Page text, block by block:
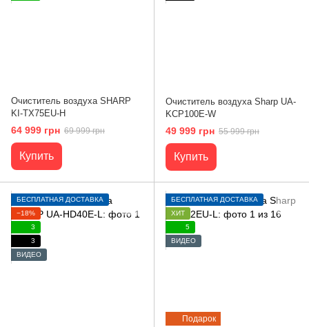
Очиститель воздуха SHARP
KI-TX75EU-H
64 999 грн 69 999 грн
Купить
Очиститель воздуха Sharp UA-
KCP100E-W
49 999 грн 55 999 грн
Купить
БЕСПЛАТНАЯ ДОСТАВКА
−18%
3
3
ВИДЕО
Подарок
БЕСПЛАТНАЯ ДОСТАВКА
ХИТ
5
ВИДЕО